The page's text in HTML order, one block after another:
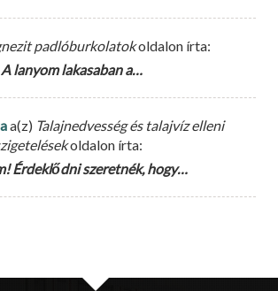
padlóburkolatokoldalon írta:
lanyom lakasaban a…
a(z) Talajnedvesség és talajvíz elleni
oldalon írta:
Érdeklődni szeretnék, hogy…